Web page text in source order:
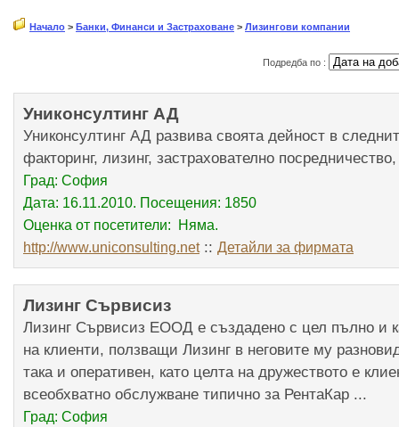
Начало > Банки, Финанси и Застраховане > Лизингови компании
Подредба по :
Униконсултинг АД
Униконсултинг АД развива своята дейност в
факторинг, лизинг, застрахователно
Град: София
Дата: 16.11.2010. Посещения: 1850
Оценка от посетители: Няма.
http://www.uniconsulting.net:: Детайли за фирмата
Лизинг Сървисиз
Лизинг Сървисиз ЕООД е създадено с цел пълно и
на клиенти, ползващи Лизинг в неговите му
така и оперативен, като целта на дружеството е
всеобхватно обслужване типично за РентаКар ...
Град: София